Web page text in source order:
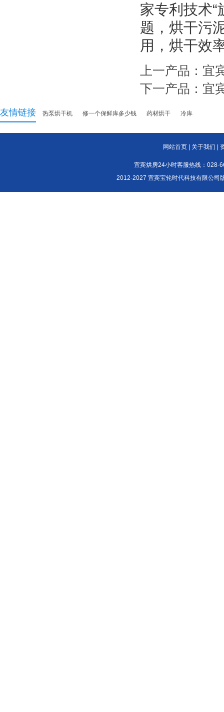
家专利技术
题，烘干污
用，烘干效
上一产品： 宜
下一产品： 宜
友情链接 热泵烘干机 修一个保鲜库多少钱 药材烘干 冷库
网站首页 关于我们
宜宾烘房24小时客服热线：
2012-2027 宜宾宝轮时代科技有限公司